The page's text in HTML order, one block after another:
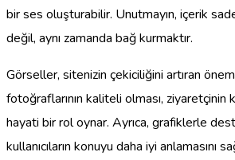
bir ses oluşturabilir. Unutmayın, içerik
değil, aynı zamanda bağ kurmaktır.
Görseller, sitenizin çekiciliğini artıran
fotoğraflarının kaliteli olması, ziyaretçinin
hayati bir rol oynar. Ayrıca, grafiklerle
kullanıcıların konuyu daha iyi anlamasını